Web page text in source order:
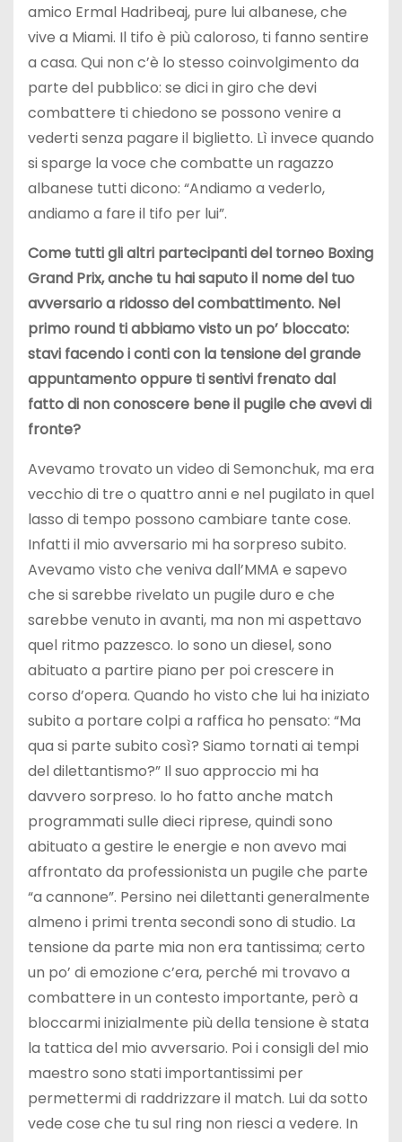
amico Ermal Hadribeaj, pure lui albanese, che
vive a Miami. Il tifo è più caloroso, ti fanno sentire
a casa. Qui non c’è lo stesso coinvolgimento da
parte del pubblico: se dici in giro che devi
combattere ti chiedono se possono venire a
vederti senza pagare il biglietto. Lì invece quando
si sparge la voce che combatte un ragazzo
albanese tutti dicono: “Andiamo a vederlo,
andiamo a fare il tifo per lui”.
Come tutti gli altri partecipanti del torneo Boxing
Grand Prix, anche tu hai saputo il nome del tuo
avversario a ridosso del combattimento. Nel
primo round ti abbiamo visto un po’ bloccato:
stavi facendo i conti con la tensione del grande
appuntamento oppure ti sentivi frenato dal
fatto di non conoscere bene il pugile che avevi di
fronte?
Avevamo trovato un video di Semonchuk, ma era
vecchio di tre o quattro anni e nel pugilato in quel
lasso di tempo possono cambiare tante cose.
Infatti il mio avversario mi ha sorpreso subito.
Avevamo visto che veniva dall’MMA e sapevo
che si sarebbe rivelato un pugile duro e che
sarebbe venuto in avanti, ma non mi aspettavo
quel ritmo pazzesco. Io sono un diesel, sono
abituato a partire piano per poi crescere in
corso d’opera. Quando ho visto che lui ha iniziato
subito a portare colpi a raffica ho pensato: “Ma
qua si parte subito così? Siamo tornati ai tempi
del dilettantismo?” Il suo approccio mi ha
davvero sorpreso. Io ho fatto anche match
programmati sulle dieci riprese, quindi sono
abituato a gestire le energie e non avevo mai
affrontato da professionista un pugile che parte
“a cannone”. Persino nei dilettanti generalmente
almeno i primi trenta secondi sono di studio. La
tensione da parte mia non era tantissima; certo
un po’ di emozione c’era, perché mi trovavo a
combattere in un contesto importante, però a
bloccarmi inizialmente più della tensione è stata
la tattica del mio avversario. Poi i consigli del mio
maestro sono stati importantissimi per
permettermi di raddrizzare il match. Lui da sotto
vede cose che tu sul ring non riesci a vedere. In